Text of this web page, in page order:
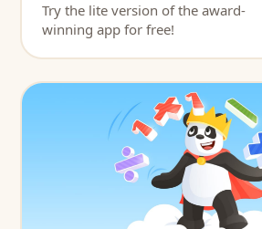
Try the lite version of the award-
winning app for free!